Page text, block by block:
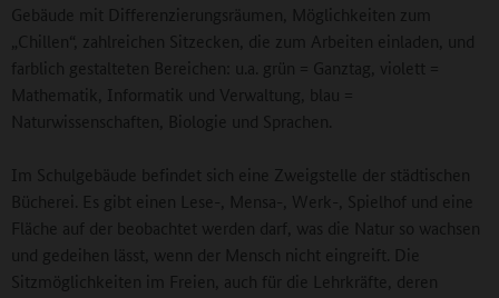
Gebäude mit Differenzierungsräumen, Möglichkeiten zum
„Chillen“, zahlreichen Sitzecken, die zum Arbeiten einladen, und
farblich gestalteten Bereichen: u.a. grün = Ganztag, violett =
Mathematik, Informatik und Verwaltung, blau =
Naturwissenschaften, Biologie und Sprachen.
Im Schulgebäude befindet sich eine Zweigstelle der städtischen
Bücherei. Es gibt einen Lese-, Mensa-, Werk-, Spielhof und eine
Fläche auf der beobachtet werden darf, was die Natur so wachsen
und gedeihen lässt, wenn der Mensch nicht eingreift. Die
Sitzmöglichkeiten im Freien, auch für die Lehrkräfte, deren